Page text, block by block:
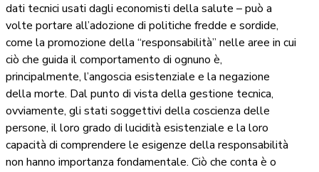
dati tecnici usati dagli economisti della salute – può a
volte portare all’adozione di politiche fredde e sordide,
come la promozione della “responsabilità” nelle aree in cui
ciò che guida il comportamento di ognuno è,
principalmente, l’angoscia esistenziale e la negazione
della morte. Dal punto di vista della gestione tecnica,
ovviamente, gli stati soggettivi della coscienza delle
persone, il loro grado di lucidità esistenziale e la loro
capacità di comprendere le esigenze della responsabilità
non hanno importanza fondamentale. Ciò che conta è o